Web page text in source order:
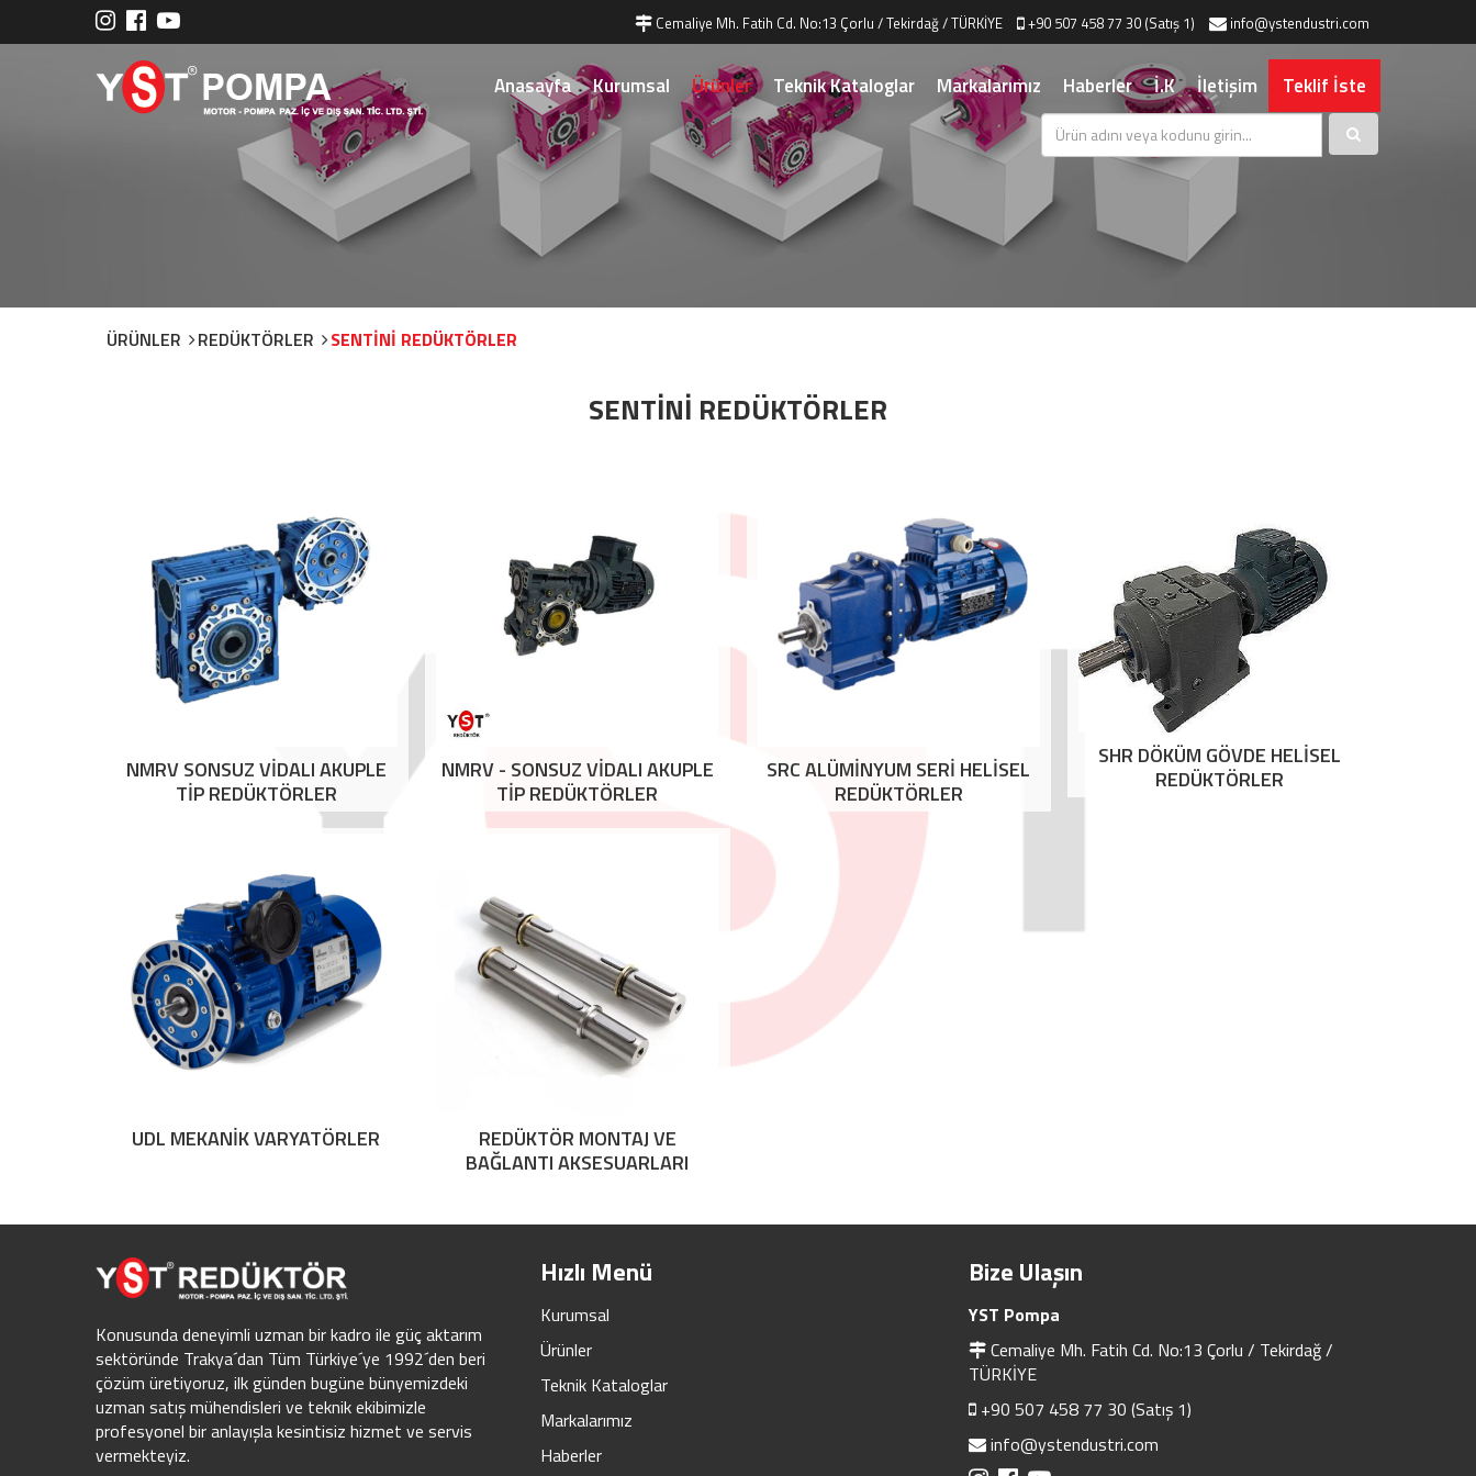
Cemaliye Mh. Fatih Cd. No:13 Çorlu / Tekirdağ / TÜRKİYE +90 507 458 77 30 (Satış 1) info@ystendustri.com
Anasayfa Kurumsal Ürünler Teknik Kataloglar Markalarımız Haberler İ.K İletişim Teklif İste
ÜRÜNLER REDÜKTÖRLER SENTİNİ REDÜKTÖRLER
SENTİNİ REDÜKTÖRLER
NMRV SONSUZ VİDALI AKUPLE
TİP REDÜKTÖRLER
NMRV - SONSUZ VİDALI AKUPLE
TİP REDÜKTÖRLER
SRC ALÜMİNYUM SERİ HELİSEL
REDÜKTÖRLER
SHR DÖKÜM GÖVDE HELİSEL
REDÜKTÖRLER
UDL MEKANİK VARYATÖRLER
REDÜKTÖR MONTAJ VE
BAĞLANTI AKSESUARLARI
Konusunda deneyimli uzman bir kadro ile güç aktarım
sektöründe Trakya´dan Tüm Türkiye´ye 1992´den beri
çözüm üretiyoruz, ilk günden bugüne bünyemizdeki
uzman satış mühendisleri ve teknik ekibimizle
profesyonel bir anlayışla kesintisiz hizmet ve servis
vermekteyiz.
Hızlı Menü
Kurumsal
Ürünler
Teknik Kataloglar
Markalarımız
Haberler
Bize Ulaşın
YST Pompa
Cemaliye Mh. Fatih Cd. No:13 Çorlu / Tekirdağ /
TÜRKİYE
+90 507 458 77 30 (Satış 1)
info@ystendustri.com